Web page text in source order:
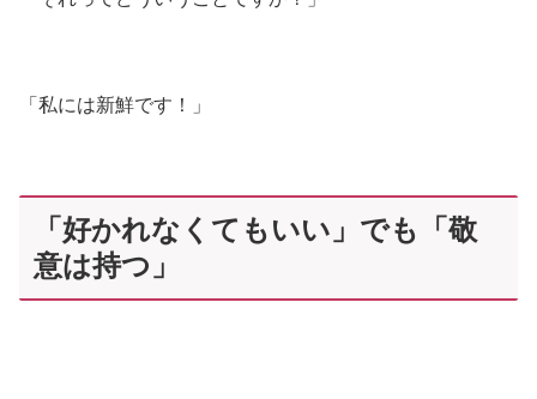
「私には新鮮です！」
「好かれなくてもいい」でも「敬
意は持つ」